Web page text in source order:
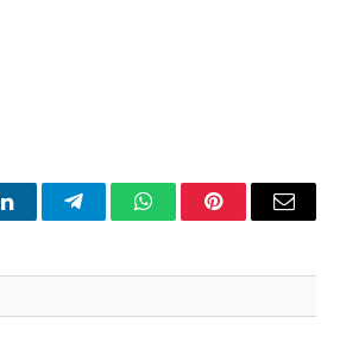
LinkedInTelegramWhatsAppPinterestEmail